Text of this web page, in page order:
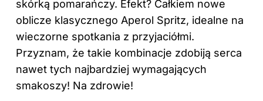
skórką pomarańczy. Efekt? Całkiem nowe
oblicze klasycznego Aperol Spritz, idealne na
wieczorne spotkania z przyjaciółmi.
Przyznam, że takie kombinacje zdobiją serca
nawet tych najbardziej wymagających
smakoszy! Na zdrowie!